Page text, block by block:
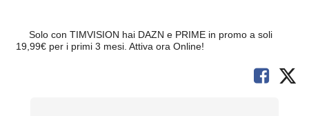
Solo con TIMVISION hai DAZN e PRIME in promo a soli
19,99€ per i primi 3 mesi. Attiva ora Online!